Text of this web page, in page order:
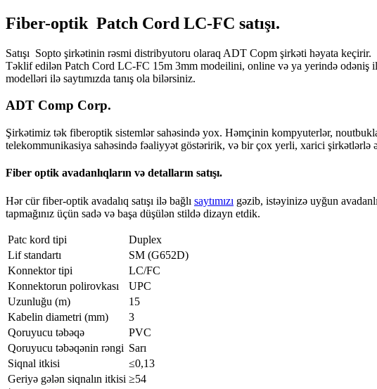
Fiber-optik Patch Cord LC-FC satışı.
Satışı Sopto şirkətinin rəsmi distribyutoru olaraq ADT Copm şirkəti həyata keçirir.
Təklif edilən Patch Cord LC-FC 15m 3mm modeilini, online və ya yerində odəniş
modelləri ilə saytımızda tanış ola bilərsiniz.
ADT Comp Corp.
Şirkətimiz tək fiberoptik sistemlər sahəsində yox. Həmçinin kompyuterlər,
telekommunikasiya sahəsində fəaliyyət göstəririk, və bir çox yerli, xarici
Fiber optik avadanlıqların və detalların satışı.
Hər cür fiber-optik avadalıq satışı ilə bağlı saytımızı gəzib, istəyinizə uyğun
tapmağınız üçün sadə və başa düşülən stildə dizayn etdik.
Patc kord tipi
Duplex
Lif standartı
SM (G652D)
Konnektor tipi
LC/FC
Konnektorun polirovkası
UPC
Uzunluğu (m)
15
Kabelin diametri (mm)
3
Qoruyucu təbəqə
PVC
Qoruyucu təbəqənin rəngi Sarı
Siqnal itkisi
≤0,13
Geriyə gələn siqnalın itkisi ≥54